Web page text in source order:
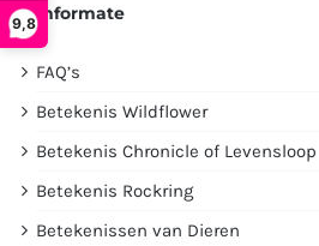
9,8Informate
FAQ’s
Betekenis Wildflower
Betekenis Chronicle of Levensloop
Betekenis Rockring
Betekenissen van Dieren